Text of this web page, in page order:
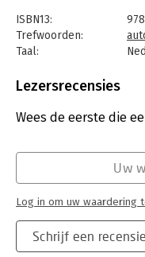
ISBN13:
Trefwoorden:
Taal:
Beveiliging:
Aantal pagina's:
369
Hoofdrubriek:
Serie:
Lezersrecensies
Wees de eerste die
Schrijf een recensie
Uw
Log in om uw waardering